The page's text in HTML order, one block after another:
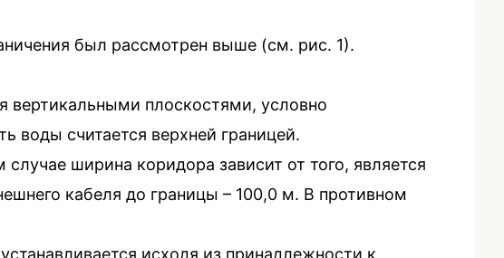
был рассмотрен выше (см. рис. 1).
вертикальными плоскостями, условно
воды считается верхней границей.
ширина коридора зависит от того, является
кабеля до границы – 100,0 м. В противном
исходя из принадлежности к